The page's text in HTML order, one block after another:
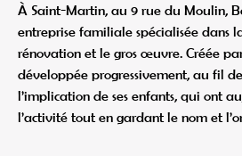
À Saint-Martin, au 9 rue du Moulin,
entreprise familiale spécialisée dans
rénovation et le gros œuvre. Créée par
développée progressivement, au fil
l’implication de ses enfants, qui ont
l’activité tout en gardant le nom et